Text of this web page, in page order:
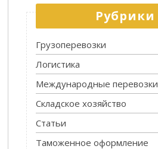
Рубрики
Грузоперевозки
Логистика
Международные перевозки
Складское хозяйство
Статьи
Таможенное оформление